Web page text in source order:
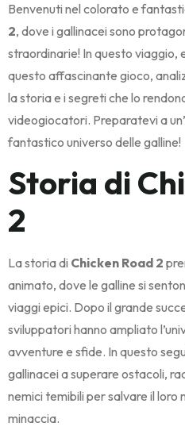
Benvenuti nel colorato e
2, dove i gallinacei sono
straordinarie! In questo viaggio,
questo affascinante gioco,
la storia e i segreti che lo
videogiocatori. Preparatevi a
fantastico universo delle galline!
Storia di
2
La storia di Chicken Road 2
animato, dove le galline si
viaggi epici. Dopo il grande
sviluppatori hanno ampliato
avventure e sfide. In questo
gallinacei a superare ostacoli,
nemici temibili per salvare il loro
minaccia.